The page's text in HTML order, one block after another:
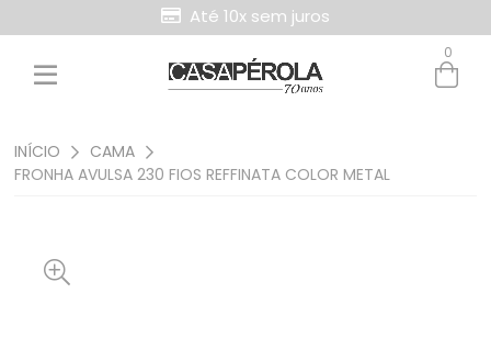
Entre com email ou cpf/cnpj
Até 10x sem juros
0
INÍCIO
CAMA
FRONHA AVULSA 230 FIOS REFFINATA COLOR METAL